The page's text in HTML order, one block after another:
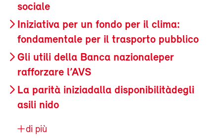
sociale
Iniziativa per un fondo per il clima:
fondamentale per il trasporto pubblico
Gli utili della Banca nazionaleper
rafforzare l’AVS
La parità iniziadalla disponibilitàdegli
asili nido
di più